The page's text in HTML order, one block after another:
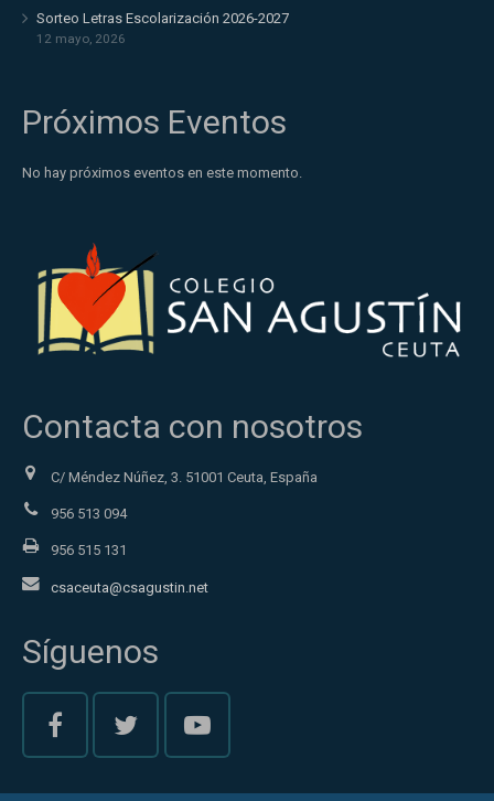
Sorteo Letras Escolarización 2026-2027
12 mayo, 2026
Próximos Eventos
No hay próximos eventos en este momento.
Contacta con nosotros
C/ Méndez Núñez, 3. 51001 Ceuta, España
956 513 094
956 515 131
csaceuta@csagustin.net
Síguenos